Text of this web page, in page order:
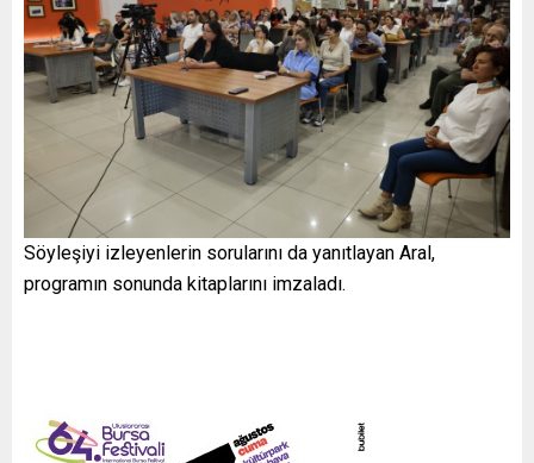
Söyleşiyi izleyenlerin sorularını da yanıtlayan Aral,
programın sonunda kitaplarını imzaladı.